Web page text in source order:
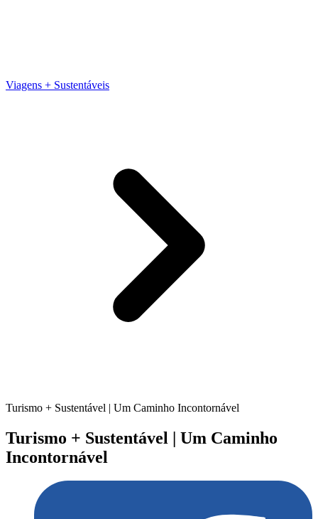
Viagens + Sustentáveis
Turismo + Sustentável | Um Caminho Incontornável
Turismo + Sustentável | Um Caminho
Incontornável